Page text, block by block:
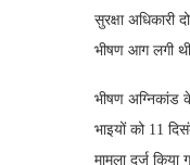
सुरक्षा अधिकारी
भीषण आग लगी
भीषण अग्निकांड
भाइयों को 11
मामला दर्ज किया